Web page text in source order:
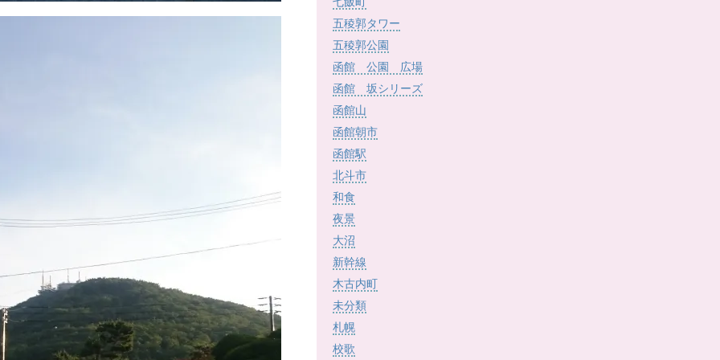
五稜郭タワー
五稜郭公園
函館 公園 広場
函館 坂シリーズ
函館山
函館朝市
函館駅
北斗市
和食
夜景
大沼
新幹線
木古内町
未分類
札幌
校歌